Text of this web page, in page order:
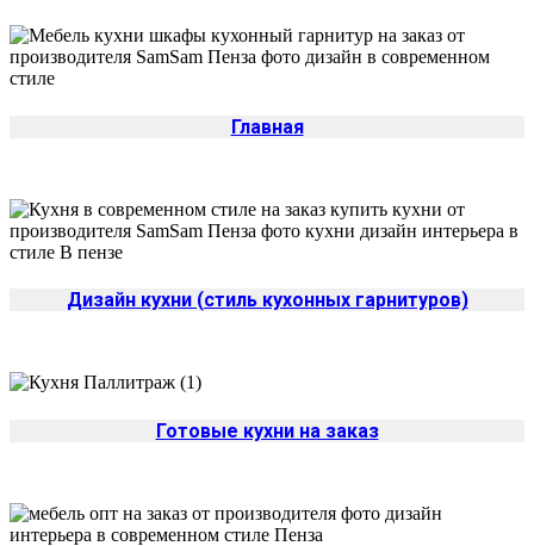
Главная
Дизайн кухни (стиль кухонных гарнитуров)
Готовые кухни на заказ